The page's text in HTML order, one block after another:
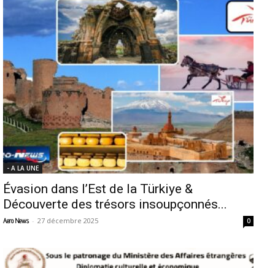
- A LA UNE
Évasion dans l’Est de la Türkiye &
Découverte des trésors insoupçonnés...
Aero News - 27 décembre 2025 0